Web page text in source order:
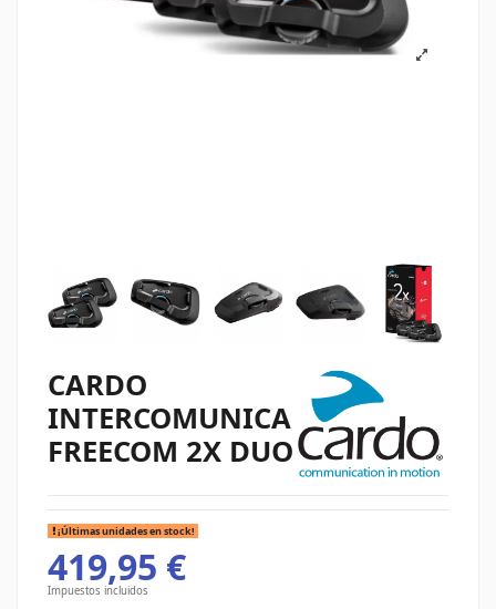
CARDO
INTERCOMUNICADOR
FREECOM 2X DUO
¡Últimas unidades en stock!
419,95 €
Impuestos incluidos